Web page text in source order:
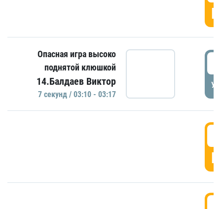
Опасная игра высоко
поднятой клюшкой
14.Балдаев Виктор
7 секунд / 03:10 - 03:17